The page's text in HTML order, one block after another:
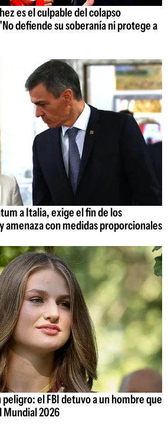
es el culpable del colapso
defiende su soberanía ni protege a
a Italia, exige el fin de los
con medidas proporcionales
peligro: el FBI detuvo a un hombre que
Mundial 2026